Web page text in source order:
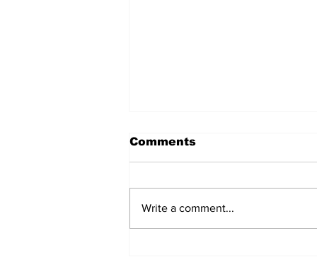
Comments
Write a comment...